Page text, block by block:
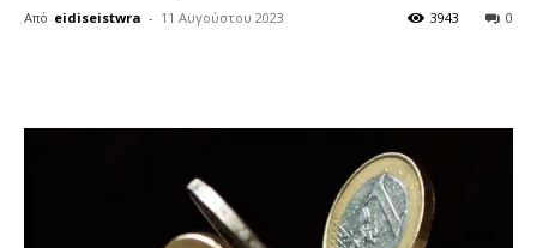
Από eidiseistwra - 11 Αυγούστου 2023 0
3943